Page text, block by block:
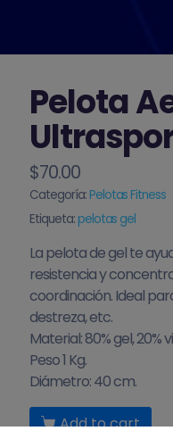
Pelota
$70.00
Categoría: Pelotas Fitness
Etiqueta: pelotas gel
La pelota de gel te
resistencia y
coordinación. Ideal
destreza, etc.
Material: 80% gel, 20%
Peso 1 Kg.
Diámetro: 40 cm.
Add to cart